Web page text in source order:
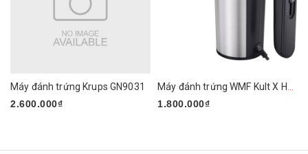
Máy đánh trứng Krups GN9031
2.600.000₫
1.800.000₫